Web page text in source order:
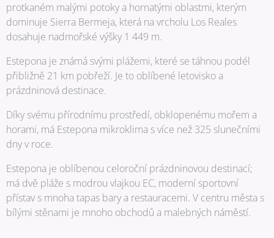
protkaném malými potoky a hornatými oblastmi, kterým
dominuje Sierra Bermeja, která na vrcholu Los Reales
dosahuje nadmořské výšky 1 449 m.
Estepona je známá svými plážemi, které se táhnou podél
přibližně 21 km pobřeží. Je to oblíbené letovisko a
prázdninová destinace.
Díky svému přírodnímu prostředí, obklopenému mořem a
horami, má Estepona mikroklima s více než 325 slunečními
dny v roce.
Estepona je oblíbenou celoroční prázdninovou destinací;
má dvě pláže s modrou vlajkou EC, moderní sportovní
přístav s mnoha tapas bary a restauracemi. V centru města s
bílými stěnami je mnoho obchodů a malebných náměstí.